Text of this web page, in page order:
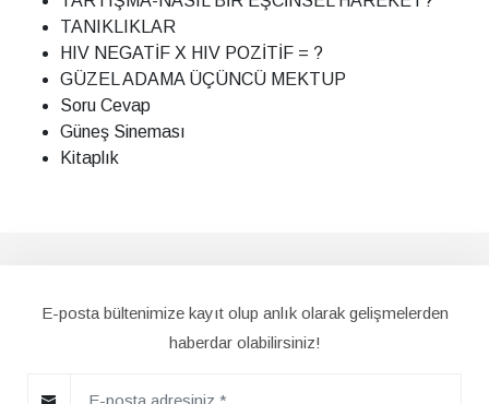
TANIKLIKLAR
HIV NEGATİF X HIV POZİTİF = ?
GÜZEL ADAMA ÜÇÜNCÜ MEKTUP
Soru Cevap
Güneş Sineması
Kitaplık
E-posta bültenimize kayıt olup anlık olarak gelişmelerden
haberdar olabilirsiniz!